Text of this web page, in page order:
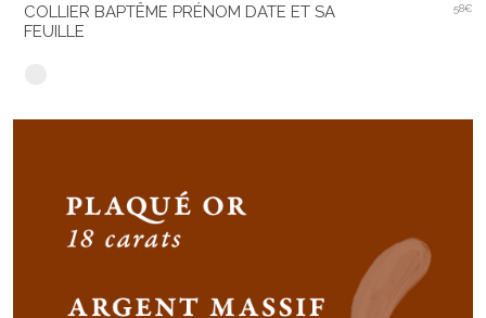
COLLIER BAPTÊME PRÉNOM DATE ET SA
FEUILLE
58€